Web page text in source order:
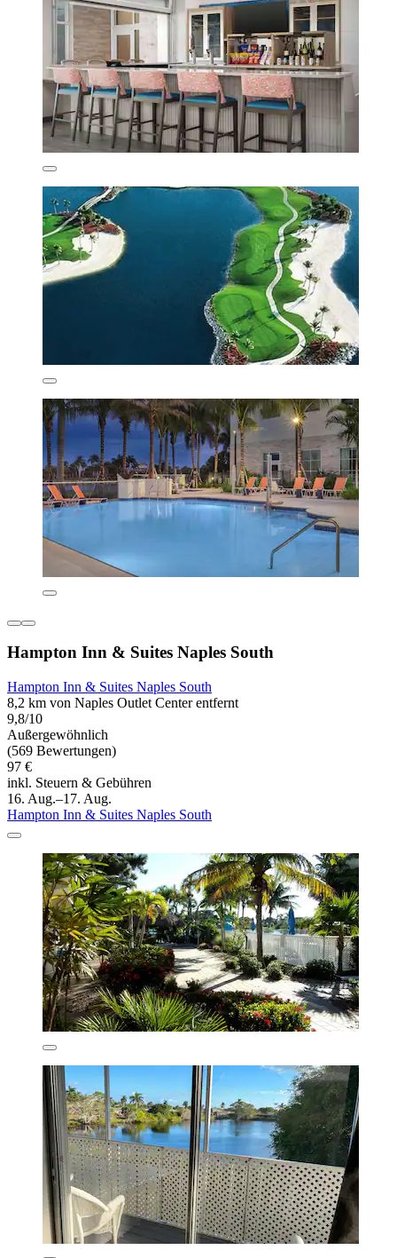
Hampton Inn & Suites Naples South
Hampton Inn & Suites Naples South
8,2 km von Naples Outlet Center entfernt
9,8/10
Außergewöhnlich
(569 Bewertungen)
97 €
inkl. Steuern & Gebühren
16. Aug.–17. Aug.
Hampton Inn & Suites Naples South